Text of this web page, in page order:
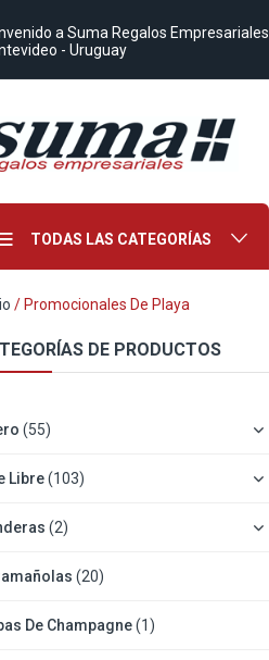
a Suma Regalos Empresariales
- Uruguay
TODAS LAS CATEGORÍAS
/ Promocionales De Playa
DE PRODUCTOS
(55)
Libre(103)
(2)
(20)
De Champagne(1)